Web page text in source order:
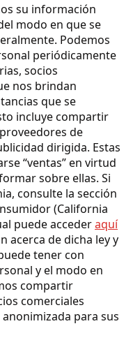
su información
modo en que se
Podemos
periódicamente
socios
nos brindan
que se
incluye compartir
de
dirigida. Estas
“ventas” en virtud
sobre ellas. Si
consulte la sección
(California
puede accederaquí
acerca de dicha ley y
tener con
y el modo en
compartir
comerciales
para sus